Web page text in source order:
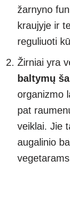
žarnyno
kraujyje ir
reguliuoti
Žirniai yra
baltymų
organizmo
pat
veiklai. Jie
augalinio